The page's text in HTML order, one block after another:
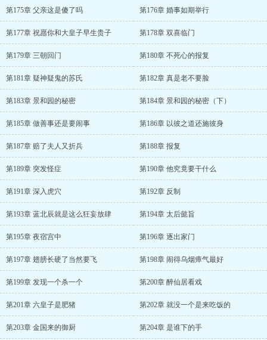
第175章 父亲这是傻了吗 第176章 婚事如期举行
第177章 祝愿你和大皇子早生贵子 第178章 双喜临门
第179章 三朝回门 第180章 不死心的报复
第181章 疑神疑鬼的苏氏 第182章 真是老不要脸
第183章 景和园的秘密 第184章 景和园的秘密（下）
第185章 做善事还是要闹事 第186章 以彼之道还施彼身
第187章 赔了夫人又折兵 第188章 报复
第189章 突发怪症 第190章 他究竟要干什么
第191章 深入虎穴 第192章 反制
第193章 蓝北辰就是这么狂妄放肆 第194章 太后懿旨
第195章 夜宿宫中 第196章 逐出家门
第197章 翅膀长硬了当然要飞 第198章 闹得乌烟瘴气最好
第199章 发现一个杀一个 第200章 醉仙居看戏
第201章 六皇子是肥猪 第202章 就没一个是来吃饭的
第203章 金国来的御厨 第204章 是谁下的手